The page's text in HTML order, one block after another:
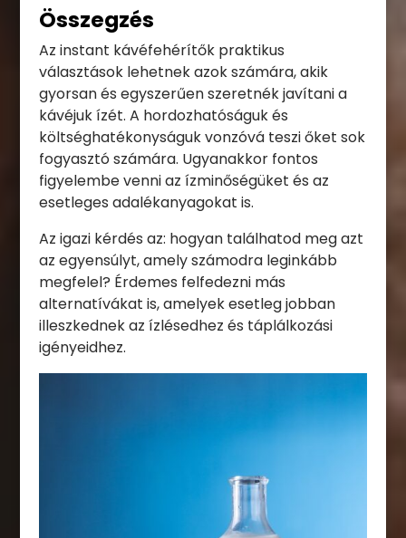
Összegzés
Az instant kávéfehérítők praktikus
választások lehetnek azok számára, akik
gyorsan és egyszerűen szeretnék javítani a
kávéjuk ízét. A hordozhatóságuk és
költséghatékonyságuk vonzóvá teszi őket sok
fogyasztó számára. Ugyanakkor fontos
figyelembe venni az ízminőségüket és az
esetleges adalékanyagokat is.
Az igazi kérdés az: hogyan találhatod meg azt
az egyensúlyt, amely számodra leginkább
megfelel? Érdemes felfedezni más
alternatívákat is, amelyek esetleg jobban
illeszkednek az ízlésedhez és táplálkozási
igényeidhez.